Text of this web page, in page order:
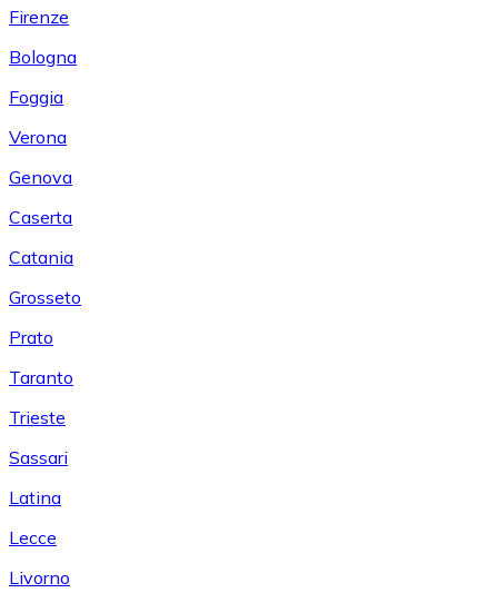
Firenze
Bologna
Foggia
Verona
Genova
Caserta
Catania
Grosseto
Prato
Taranto
Trieste
Sassari
Latina
Lecce
Livorno